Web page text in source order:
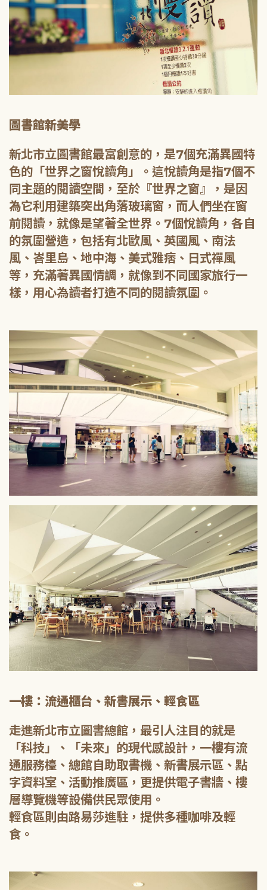
圖書館新美學
新北市立圖書館最富創意的，是7個充滿異國特
色的「世界之窗悅讀角」。這悅讀角是指7個不
同主題的閱讀空間，至於『世界之窗』，是因
為它利用建築突出角落玻璃窗，而人們坐在窗
前閱讀，就像是望著全世界。7個悅讀角，各自
的氛圍營造，包括有北歐風、英國風、南法
風、峇里島、地中海、美式雅痞、日式禪風
等，充滿著異國情調，就像到不同國家旅行一
樣，用心為讀者打造不同的閱讀氛圍。
一樓：流通櫃台、新書展示、輕食區
走進新北市立圖書總館，最引人注目的就是
「科技」、「未來」的現代感設計，一樓有流
通服務檯、總館自助取書機、新書展示區、點
字資料室、活動推廣區，更提供電子書牆、樓
層導覽機等設備供民眾使用。
輕食區則由路易莎進駐，提供多種咖啡及輕
食。